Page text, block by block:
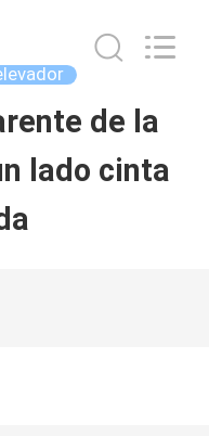
de la
lado cinta